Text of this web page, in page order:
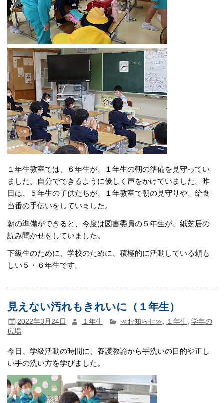
１年生教室では、６年生が、１年生の朝の準備を見守ってい
ました。自分でできるように優しく声をかけていました。昨
日は、５年生の子供たちが、１年教室で朝の見守りや、給食
当番の手伝いをしていました。
朝の準備ができると、今度は図書委員の５年生が、紙芝居の
読み聞かせをしていました。
下級生のために、学校のために、積極的に活動している頼も
しい５・６年生です。
見えない汚れもきれいに（１年生）
2022年3月24日 １年生 ≪お知らせ≫ １年生 学年の
広場
今日、学級活動の時間に、養護教諭から手洗いの目的や正し
い手の洗い方を学びました。